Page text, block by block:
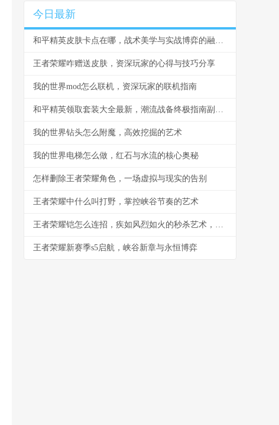
今日最新
和平精英皮肤卡点在哪，战术美学与实战博弈的融合点
王者荣耀咋赠送皮肤，资深玩家的心得与技巧分享
我的世界mod怎么联机，资深玩家的联机指南
和平精英领取套装大全最新，潮流战备终极指南副标题
我的世界钻头怎么附魔，高效挖掘的艺术
我的世界电梯怎么做，红石与水流的核心奥秘
怎样删除王者荣耀角色，一场虚拟与现实的告别
王者荣耀中什么叫打野，掌控峡谷节奏的艺术
王者荣耀铠怎么连招，疾如风烈如火的秒杀艺术，副标题一刀入魂的终极奥义
王者荣耀新赛季s5启航，峡谷新章与永恒博弈